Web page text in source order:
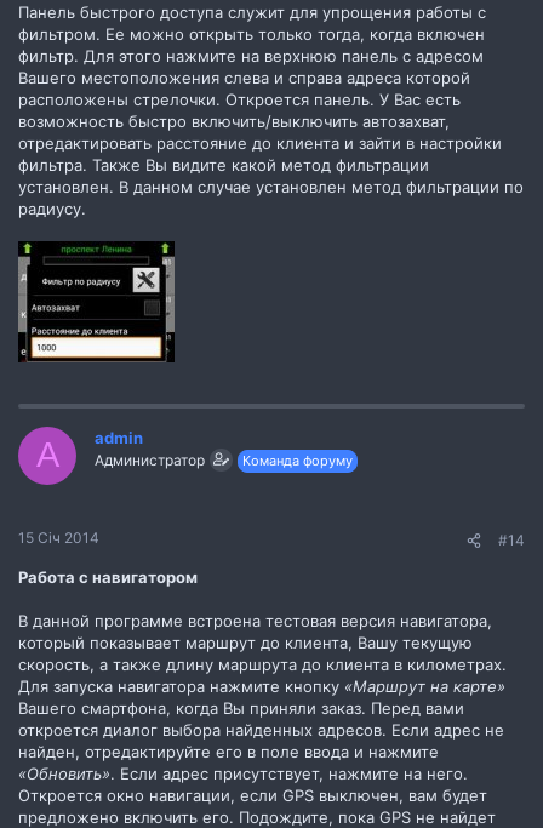
Панель быстрого доступа служит для упрощения работы с
фильтром. Ее можно открыть только тогда, когда включен
фильтр. Для этого нажмите на верхнюю панель с адресом
Вашего местоположения слева и справа адреса которой
расположены стрелочки. Откроется панель. У Вас есть
возможность быстро включить/выключить автозахват,
отредактировать расстояние до клиента и зайти в настройки
фильтра. Также Вы видите какой метод фильтрации
установлен. В данном случае установлен метод фильтрации по
радиусу.
A admin
Администратор Команда форуму
15 Січ 2014 #14
Работа с навигатором
В данной программе встроена тестовая версия навигатора,
который показывает маршрут до клиента, Вашу текущую
скорость, а также длину маршрута до клиента в километрах.
Для запуска навигатора нажмите кнопку «Маршрут на карте»
Вашего смартфона, когда Вы приняли заказ. Перед вами
откроется диалог выбора найденных адресов. Если адрес не
найден, отредактируйте его в поле ввода и нажмите
«Обновить». Если адрес присутствует, нажмите на него.
Откроется окно навигации, если GPS выключен, вам будет
предложено включить его. Подождите, пока GPS не найдет